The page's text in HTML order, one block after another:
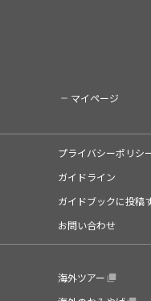
マイページ
プライバシーポリシ
ガイドライン
ガイドブックに投稿
お問い合わせ
海外ツアー